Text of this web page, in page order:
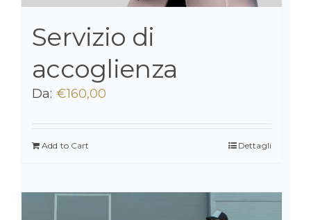
Servizio di
accoglienza
Da: €160,00
Add to Cart Dettagli